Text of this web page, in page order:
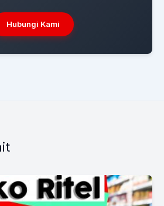
Hubungi Kami